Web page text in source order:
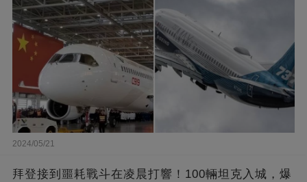
2024/05/21
拜登接到噩耗戰斗在凌晨打響！100輛坦克入城，爆